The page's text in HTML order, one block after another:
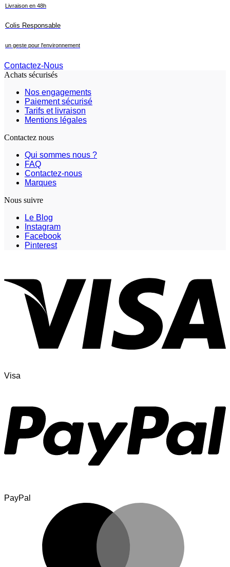
Livraison en 48h
Colis Responsable
un geste pour l'environnement
Contactez-Nous
Achats sécurisés
Nos engagements
Paiement sécurisé
Tarifs et livraison
Mentions légales
Contactez nous
Qui sommes nous ?
FAQ
Contactez-nous
Marques
Nous suivre
Le Blog
Instagram
Facebook
Pinterest
Visa
PayPal